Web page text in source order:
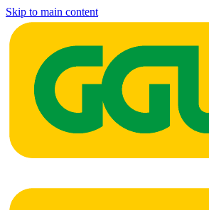
Skip to main content